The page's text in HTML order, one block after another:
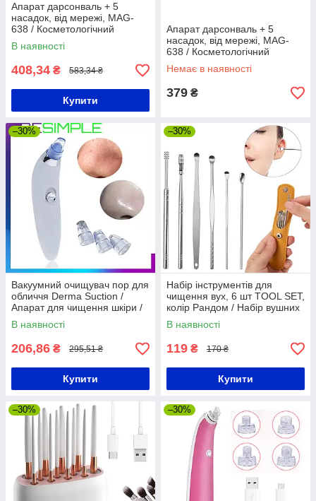
Апарат дарсонваль + 5
насадок, від мережі, MAG-
638 / Косметологічний
дарсонваль / Дарсонваль для
волосся
В наявності
408,34 ₴ 583,34 ₴
Купити
Апарат дарсонваль + 5
насадок, від мережі, MAG-
638 / Косметологічний
дарсонваль / Дарсонваль для
волосся
Немає в наявності
379 ₴
–30%
Вакуумний очищувач пор для
обличчя Derma Suction /
Апарат для чищення шкіри /
Прилад для видалення
чорних точок
В наявності
206,86 ₴ 295,51 ₴
Купити
–30%
Набір інструментів для
чищення вух, 6 шт TOOL SET,
колір Рандом / Набір вушних
металевих паличок
В наявності
119 ₴ 170 ₴
Купити
–30% –30%